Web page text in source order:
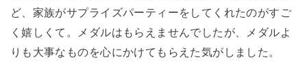
ど、家族がサプライズパーティーをしてくれたのがすご
く嬉しくて。メダルはもらえませんでしたが、メダルよ
りも大事なものを心にかけてもらえた気がしました。